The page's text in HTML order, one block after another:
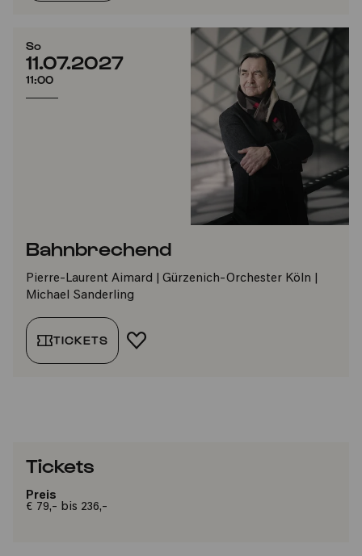
So
11.07.2027
11:00
Bahnbrechend
Pierre-Laurent Aimard | Gürzenich-Orchester Köln |
Michael Sanderling
TICKETS FAVORIT HINZUFÜGEN
Tickets
Preis
€ 79,- bis 236,-